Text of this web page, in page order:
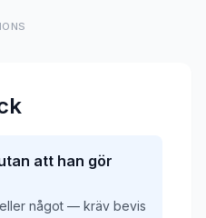
att han gör
något — kräv bevis